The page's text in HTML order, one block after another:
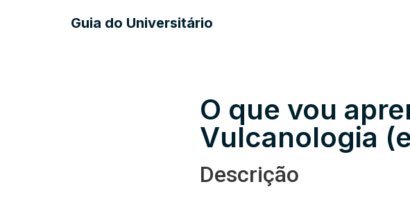
Guia do Universitário
O que vou
Vulcanologia
Descrição